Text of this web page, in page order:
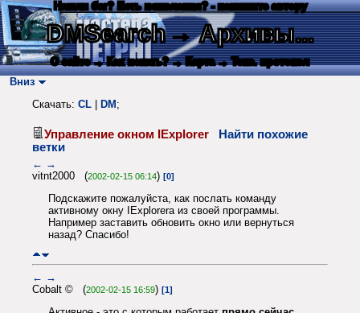
Нашли баг? Есть пожелания? - напишите автору
DMSearch→ Архивы...
О сайте → Как искать? → Карта → Текс. протокол
Вниз
Скачать: CL DM ;
Управление окном IExplorer
Найти похожие
ветки
← →
vitnt2000 (2002-02-15 06:14) [0]
Подскажите пожалуйста, как послать команду
активному окну IExplorera из своей программы.
Например заставить обновить окно или вернуться
назад? Спасибо!
← →
Cobalt © (2002-02-15 16:59) [1]